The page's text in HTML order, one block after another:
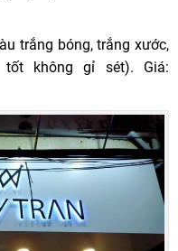
trắng bóng, trắng xước,
không gỉ sét). Giá: